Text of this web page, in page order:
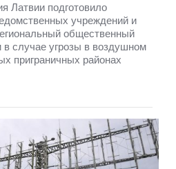
Латвии подготовило
учреждений и
общественный
в случае угрозы в воздушном
приграничных районах